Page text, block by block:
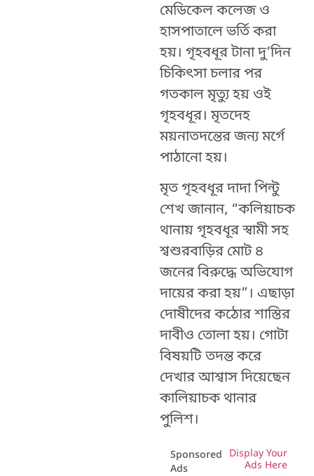
মেডিকেল কলেজ ও
হাসপাতালে ভর্তি করা
হয়। গৃহবধূর টানা দু’দিন
চিকিত্‍সা চলার পর
গতকাল মৃত্যু হয় ওই
গৃহবধূর। মৃতদেহ
ময়নাতদন্তের জন্য মর্গে
পাঠানো হয়।
মৃত গৃহবধূর দাদা পিন্টু
শেখ জানান, “কলিয়াচক
থানায় গৃহবধূর স্বামী সহ
শ্বশুরবাড়ির মোট ৪
জনের বিরুদ্ধে অভিযোগ
দায়ের করা হয়”। এছাড়া
দোষীদের কঠোর শাস্তির
দাবীও তোলা হয়। গোটা
বিষয়টি তদন্ত করে
দেখার আশ্বাস দিয়েছেন
কালিয়াচক থানার
পুলিশ।
Sponsored
Ads
Display Your
Ads Here